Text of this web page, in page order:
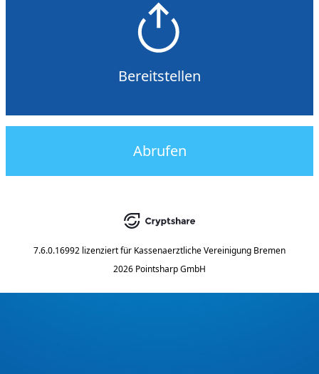
Bereitstellen
Abrufen
7.6.0.16992 lizenziert für Kassenaerztliche Vereinigung Bremen
2026 Pointsharp GmbH